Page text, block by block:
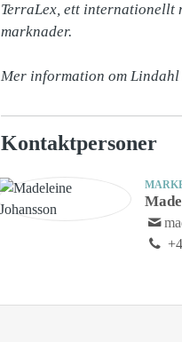
TerraLex, ett internationellt
marknader.
Mer information om
Kontaktpersoner